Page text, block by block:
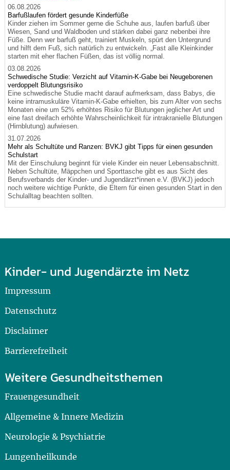
06.08.2026
Barfußlaufen fördert gesunde Kinderfüße
Kinder ziehen im Sommer gerne die Schuhe aus, laufen barfuß über
Wiesen, Sand und Waldboden und stärken dabei ganz nebenbei ihre
Füße. Denn wer barfuß geht, trainiert Muskeln, spürt den Untergrund
und hilft dem Fuß, sich natürlich zu entwickeln. „Fast alle Kleinkinder
starten mit eher flachen Füßen, das ist völlig normal.
03.08.2026
Schwedische Studie: Verzicht auf Vitamin-K-Gabe bei Neugeborenen
verdoppelt Blutungsrisiko
Eine schwedische Studie macht darauf aufmerksam, dass Babys, die
keine intramuskuläre Vitamin-K-Gabe erhielten, bis zum Alter von sechs
Monaten eine um 52% erhöhtes Risiko für Blutungen jeglicher Art und
eine fast dreifach erhöhte Wahrscheinlichkeit für intrakranielle Blutungen
(Hirnblutung) aufwiesen.
31.07.2026
Mehr als Schultüte und Ranzen: BVKJ gibt Tipps für einen gesunden
Schulstart
Mit der Einschulung beginnt für viele Kinder ein neuer Lebensabschnitt.
Neben Schultüte, Mäppchen und Sporttasche gibt es aus Sicht des
Berufsverbands der Kinder- und Jugendärzt*innen e.V. (BVKJ) jedoch
noch weitere wichtige Punkte, die Eltern für einen gesunden Start in den
Schulalltag beachten sollten.
Kinder- und Jugendärzte im Netz
Impressum
Datenschutz
Disclaimer
Barrierefreiheit
Weitere Gesundheitsthemen
Frauengesundheit
Allgemeine & Innere Medizin
Neurologie & Psychiatrie
Lungenheilkunde